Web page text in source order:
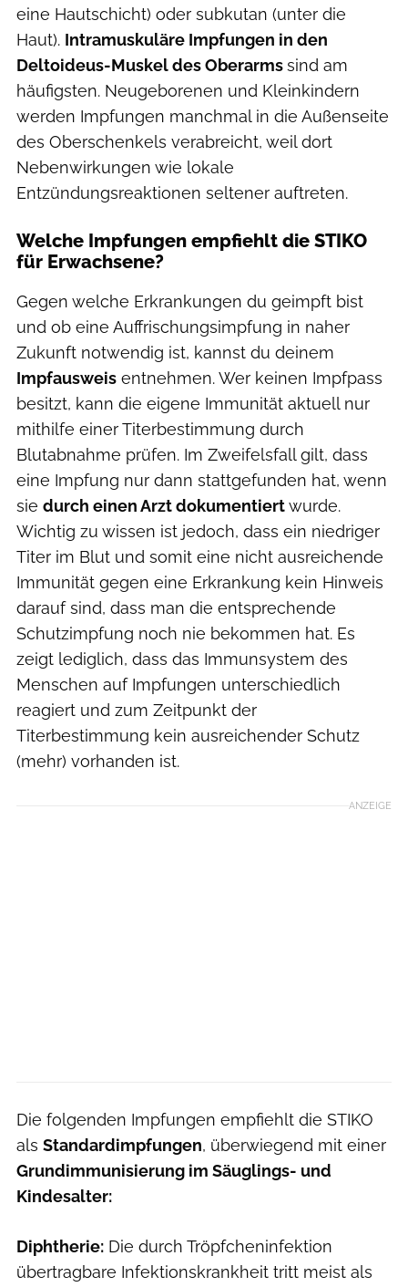
eine Hautschicht) oder subkutan (unter die
Haut). Intramuskuläre Impfungen in den
Deltoideus-Muskel des Oberarmssind am
häufigsten. Neugeborenen und Kleinkindern
werden Impfungen manchmal in die Außenseite
des Oberschenkels verabreicht, weil dort
Nebenwirkungen wie lokale
Entzündungsreaktionen seltener auftreten.
Welche Impfungen empfiehlt die STIKO
für Erwachsene?
Gegen welche Erkrankungen du geimpft bist
und ob eine Auffrischungsimpfung in naher
Zukunft notwendig ist, kannst du deinem
Impfausweis entnehmen. Wer keinen Impfpass
besitzt, kann die eigene Immunität aktuell nur
mithilfe einer Titerbestimmung durch
Blutabnahme prüfen. Im Zweifelsfall gilt, dass
eine Impfung nur dann stattgefunden hat, wenn
sie durch einen Arzt dokumentiertwurde.
Wichtig zu wissen ist jedoch, dass ein niedriger
Titer im Blut und somit eine nicht ausreichende
Immunität gegen eine Erkrankung kein Hinweis
darauf sind, dass man die entsprechende
Schutzimpfung noch nie bekommen hat. Es
zeigt lediglich, dass das Immunsystem des
Menschen auf Impfungen unterschiedlich
reagiert und zum Zeitpunkt der
Titerbestimmung kein ausreichender Schutz
(mehr) vorhanden ist.
ANZEIGE
Die folgenden Impfungen empfiehlt die STIKO
als Standardimpfungen, überwiegend mit einer
Grundimmunisierung im Säuglings- und
Kindesalter:
Diphtherie: Die durch Tröpfcheninfektion
übertragbare Infektionskrankheit tritt meist als